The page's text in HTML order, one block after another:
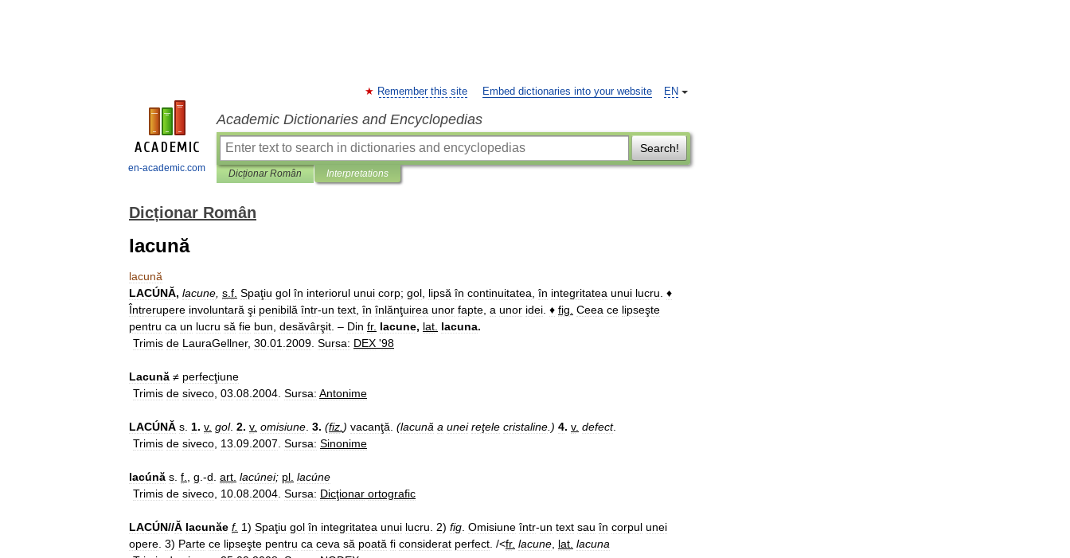
en-academic.com
EN
Remember this site Embed dictionaries into your website
Academic Dictionaries and Encyclopedias
Search!
Dicționar Român Interpretations
Dicționar Român
lacună
lacună
LACÚNĂ, lacune s f Spaţiu gol în interiorul unui corp; gol lipsă în continuitatea ,în integritatea unui lucru ♦
Întrerupere involuntară şi penibilă într-un text ,în înlănţuirea unor fapte a unor idei ♦ fig Ceea ce lipseşte
pentru ca un lucru să fie bun desăvârşit . – Din fr. lacune, lat lacuna.
Trimis de LauraGellner, 30 01 2009 Sursa: DEX '98
Lacună ≠ perfecţiune
Trimis de siveco 03 08 2004 Sursa: Antonime
LACÚNĂ s 1. v. gol. 2. v. omisiune 3. (fiz ) vacanţă (lacună a unei reţele cristaline .) 4. v. defect.
Trimis de siveco 13 09 2007 Sursa: Sinonime
lacúnă s f g .-d art lacúnei; pl lacúne
Trimis de siveco 10 08 2004 Sursa: Dicţionar ortografic
LACÚN//Ă lacunăe f. 1) Spaţiu gol în integritatea unui lucru 2) fig Omisiune într-un text sau în corpul unei
opere 3) Parte ce lipseşte pentru ca ceva să poată fi considerat perfect . /<fr. lacune lat lacuna